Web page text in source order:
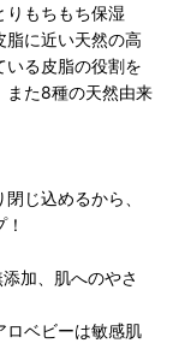
りもちもち保湿
脂に近い天然の高
いる皮脂の役割を
また8種の天然由来
じ込めるから、
加、肌へのやさ
ロベビーは敏感肌